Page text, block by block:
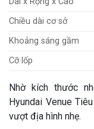
Chiều dài cơ sở
Khoảng sáng gầm
Cỡ lốp
Nhờ kích thước
Hyundai Venue
vượt địa hình nhẹ.